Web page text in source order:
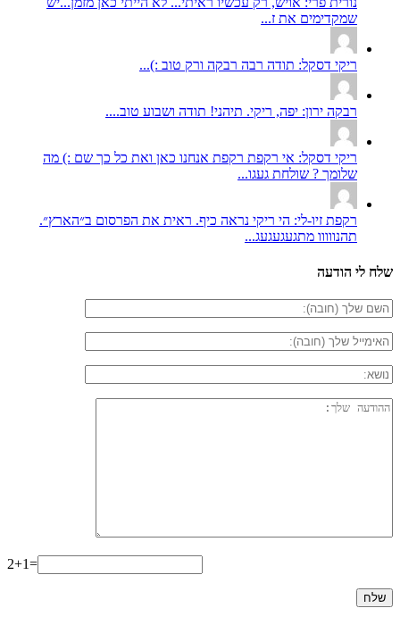
שמקדימים את ז...
ריקי דסקל: תודה רבה רבקה ורק טוב :)...
רבקה ירון: יפה, ריקי. תיהני! תודה ושבוע טוב....
ריקי דסקל: אי רקפת רקפת אנחנו כאן ואת כל כך שם :) מה
שלומך ? שולחת געגו...
רקפת זיו-לי: הי ריקי נראה כיף. ראית את הפרסום ב״הארץ״.
תהנווווו מתגעגעגעג...
שלח לי הודעה
2+1=